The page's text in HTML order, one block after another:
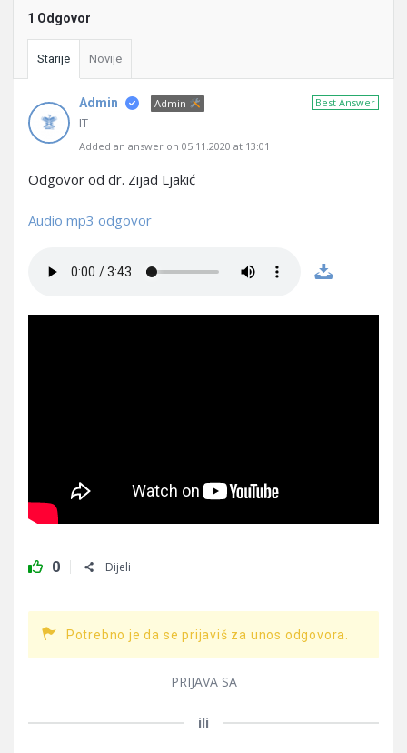
1 Odgovor
Starije Novije
Best Answer
Admin Admin
IT
Added an answer on 05.11.2020 at 13:01
Odgovor od dr. Zijad Ljakić
Audio mp3 odgovor
0 Dijeli
Potrebno je da se prijaviš za unos odgovora.
PRIJAVA SA
ili